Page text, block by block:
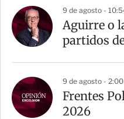
9 de agosto -
Aguirre o
partidos
9 de agosto -
Frentes
2026